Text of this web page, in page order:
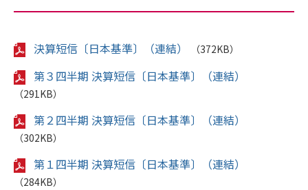
決算短信〔日本基準〕（連結） （372KB）
第３四半期 決算短信〔日本基準〕（連結）
（291KB）
第２四半期 決算短信〔日本基準〕（連結）
（302KB）
第１四半期 決算短信〔日本基準〕（連結）
（284KB）